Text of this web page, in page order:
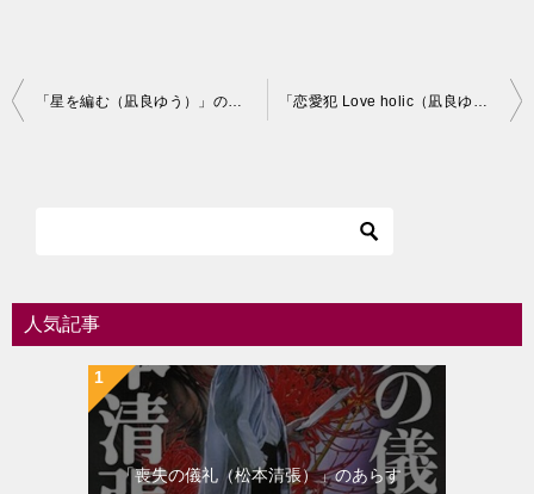
投
シ
「星を編む（凪良ゆう）」のあらすじ・ネタバレ・長文感想 「恋愛犯 Love holic（凪良ゆう）」について：あらすじとネタバレ、感想を網羅
人気記事
「喪失の儀礼（松本清張）」のあらす